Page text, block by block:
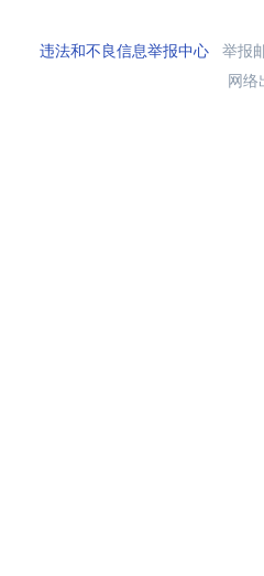
违法和不良信息举报中心举报
网